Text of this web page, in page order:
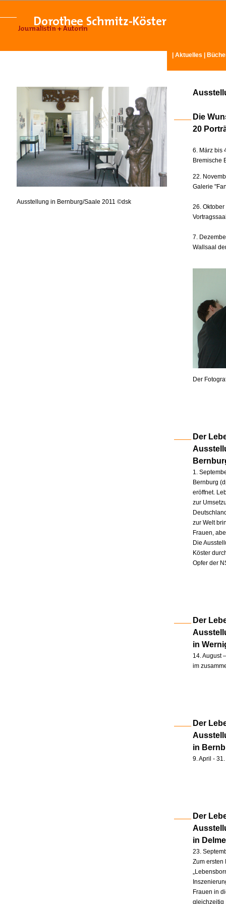
Aktuelles
Ausstellung in Bernburg/Saale 2011 ©dsk
Die
20
6. März bis
Bremische
22.
Galerie
26.
7.
Wallsaal
Der
Der
1.
Bernburg
eröffnet.
zur
zur Welt
Frauen,
Die
Köster
Opfer der
Der
in
14. August
im
Der
in
9. April -
Der
in
23.
Zum ersten
Frauen in
gleichzeitig